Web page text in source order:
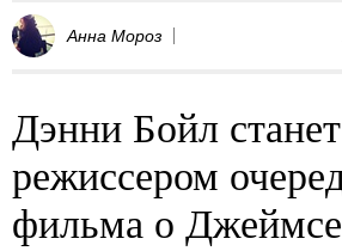
Анна Мороз
Дэнни Бойл станет
режиссером
фильма о